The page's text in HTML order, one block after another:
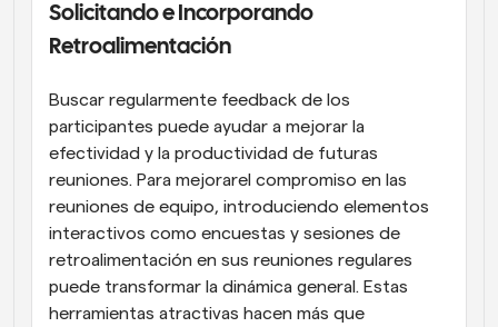
Solicitando e Incorporando
Retroalimentación
Buscar regularmente feedback de los
participantes puede ayudar a mejorar la
efectividad y la productividad de futuras
reuniones. Para mejorarel compromiso en las
reuniones de equipo, introduciendo elementos
interactivos como encuestas y sesiones de
retroalimentación en sus reuniones regulares
puede transformar la dinámica general. Estas
herramientas atractivas hacen más que